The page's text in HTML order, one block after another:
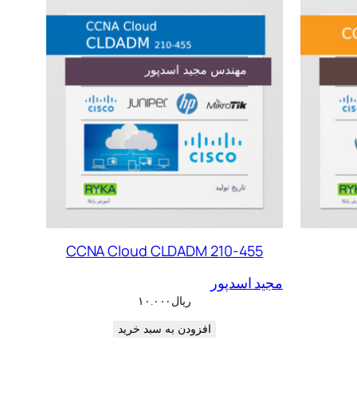
CCNA Cloud CLDADM 210-455
مجید اسدپور
ریال ۱۰.۰۰۰
افزودن به سبد خرید